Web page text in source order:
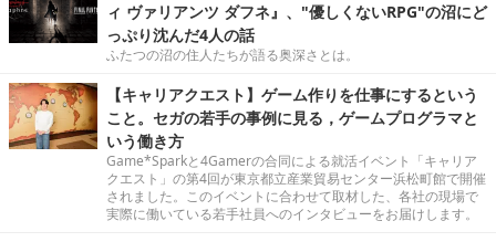
ィ ヴァリアンツ ダフネ』、"優しくないRPG"の沼にど
っぷり沈んだ4人の話
ふたつの沼の住人たちが語る奥深さとは。
【キャリアクエスト】ゲーム作りを仕事にするという
こと。セガの若手の事例に見る，ゲームプログラマと
いう働き方
Game*Sparkと4Gamerの合同による就活イベント「キャリア
クエスト」の第4回が東京都立産業貿易センター浜松町館で開催
されました。このイベントに合わせて取材した、各社の現場で
実際に働いている若手社員へのインタビューをお届けします。